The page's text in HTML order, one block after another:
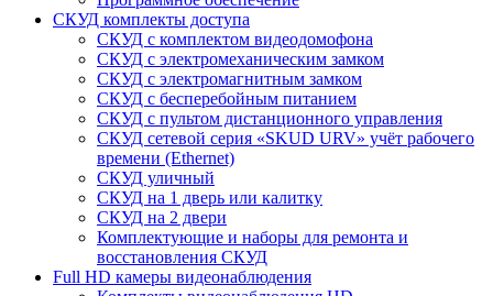
СКУД комплекты доступа
СКУД с комплектом видеодомофона
СКУД с электромеханическим замком
СКУД с электромагнитным замком
СКУД с бесперебойным питанием
СКУД с пультом дистанционного управления
СКУД сетевой серия «SKUD URV» учёт рабочего
времени (Ethernet)
СКУД уличный
СКУД на 1 дверь или калитку
СКУД на 2 двери
Комплектующие и наборы для ремонта и
восстановления СКУД
Full HD камеры видеонаблюдения